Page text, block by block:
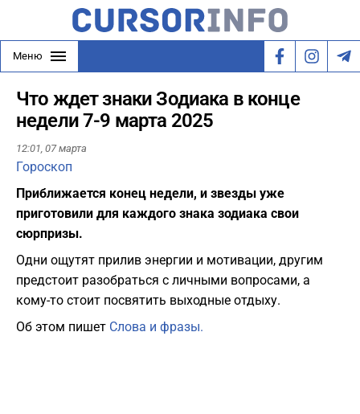
Меню
Что ждет знаки Зодиака в конце
недели 7-9 марта 2025
12:01, 07 марта
Гороскоп
Приближается конец недели, и звезды уже
приготовили для каждого знака зодиака свои
сюрпризы.
Одни ощутят прилив энергии и мотивации, другим
предстоит разобраться с личными вопросами, а
кому-то стоит посвятить выходные отдыху.
Об этом пишет Слова и фразы.